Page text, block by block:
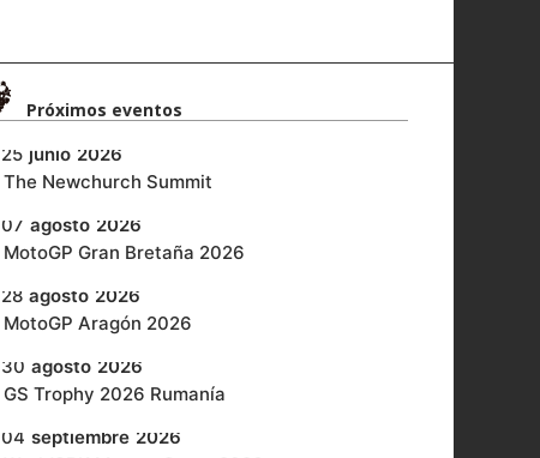
Próximos eventos​
25 junio 2026
‎The Newchurch Summit
07 agosto 2026
MotoGP Gran Bretaña 2026
28 agosto 2026
MotoGP Aragón 2026
30 agosto 2026
GS Trophy 2026 Rumanía
04 septiembre 2026